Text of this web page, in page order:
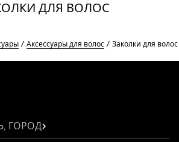
ДЛЯ ВОЛОС
Аксессуары для волос Заколки для волос
ГОРОД